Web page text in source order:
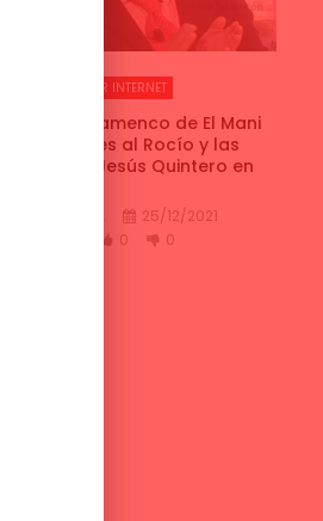
TELEVISIONES POR INTERNET
Villancico Flamenco de El Mani
con alusiones al Rocío y las
marismas | Jesús Quintero en
25/12/2021
0 0